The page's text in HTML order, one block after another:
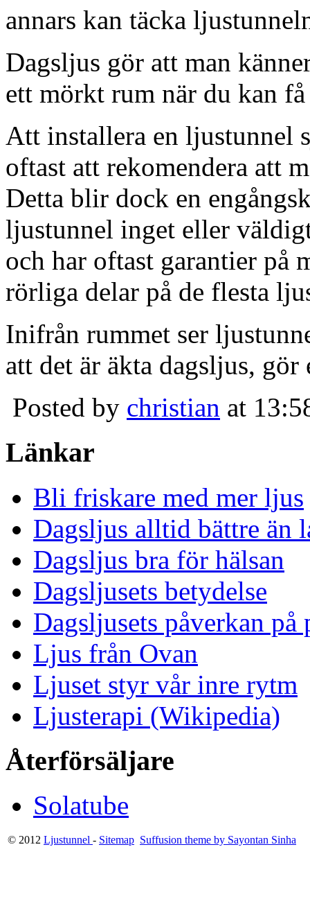
annars kan täcka
Dagsljus gör att man
ett mörkt rum när du kan
Att installera en ljustunnel
oftast att rekomendera att
Detta blir dock en
ljustunnel inget eller
och har oftast garantier på
rörliga delar på de flesta
Inifrån rummet ser
att det är äkta dagsljus,
Posted by christian at
Länkar
Bli friskare med mer ljus
Dagsljus alltid bättre än
Dagsljus bra för hälsan
Dagsljusets betydelse
Dagsljusets påverkan på
Ljus från Ovan
Ljuset styr vår inre rytm
Ljusterapi (Wikipedia)
Återförsäljare
Solatube
© 2012 Ljustunnel - Sitemap Suffusion theme by Sayontan Sinha